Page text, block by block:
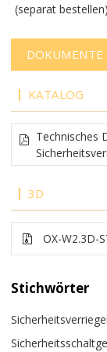
(separat bestellen)
DOKUMENTE
KATALOG
Technisches
3D
OX-W2.3D-
Stichwörter